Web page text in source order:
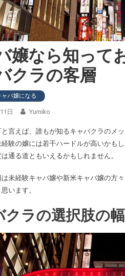
嬢なら知って
クラの客層
バ嬢になる
日 Yumiko
言えば、誰もが知るキャバクラのメッ
験の嬢には若干ハードルが高いかも
通る道ともいえるかもしれません。
未経験キャバ嬢や新米キャバ嬢の方
います。
クラの選択肢の